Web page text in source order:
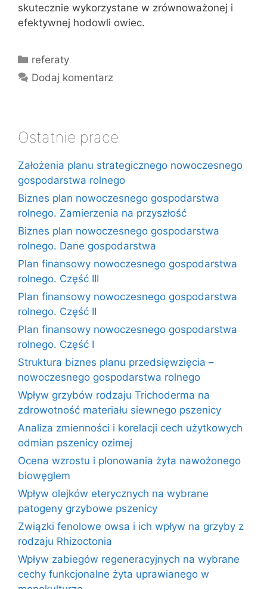
skutecznie wykorzystane w zrównoważonej i
efektywnej hodowli owiec.
Kategorie
referaty
Dodaj komentarz
Ostatnie prace
Założenia planu strategicznego nowoczesnego
gospodarstwa rolnego
Biznes plan nowoczesnego gospodarstwa
rolnego. Zamierzenia na przyszłość
Biznes plan nowoczesnego gospodarstwa
rolnego. Dane gospodarstwa
Plan finansowy nowoczesnego gospodarstwa
rolnego. Część III
Plan finansowy nowoczesnego gospodarstwa
rolnego. Część II
Plan finansowy nowoczesnego gospodarstwa
rolnego. Część I
Struktura biznes planu przedsięwzięcia –
nowoczesnego gospodarstwa rolnego
Wpływ grzybów rodzaju Trichoderma na
zdrowotność materiału siewnego pszenicy
Analiza zmienności i korelacji cech użytkowych
odmian pszenicy ozimej
Ocena wzrostu i plonowania żyta nawożonego
biowęglem
Wpływ olejków eterycznych na wybrane
patogeny grzybowe pszenicy
Związki fenolowe owsa i ich wpływ na grzyby z
rodzaju Rhizoctonia
Wpływ zabiegów regeneracyjnych na wybrane
cechy funkcjonalne żyta uprawianego w